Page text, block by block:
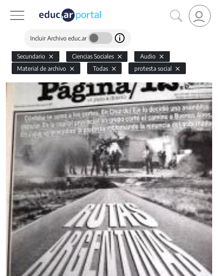
Incluir Archivo educ.ar
Secundario Ciencias Sociales
Audio
Material de archivo
Todas protesta social